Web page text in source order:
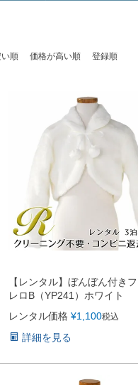
順 価格が高い順 登録順
【レンタル】ぼんぼん付き
レロB（YP241）ホワイト
レンタル価格 ¥1,100税込
詳細を見る